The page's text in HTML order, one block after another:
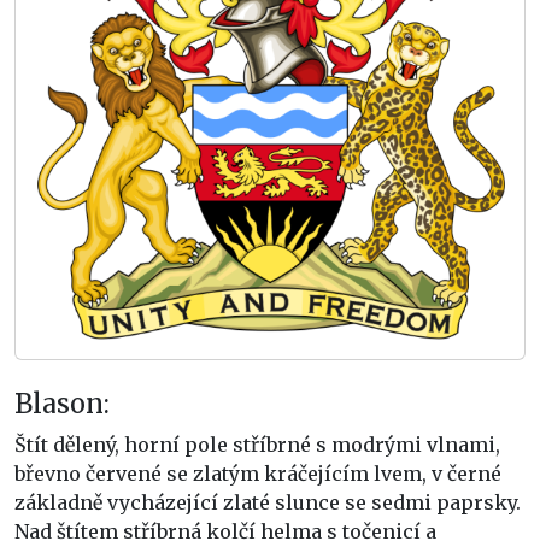
Blason:
Štít dělený, horní pole stříbrné s modrými vlnami,
břevno červené se zlatým kráčejícím lvem, v černé
základně vycházející zlaté slunce se sedmi paprsky.
Nad štítem stříbrná kolčí helma s točenicí a